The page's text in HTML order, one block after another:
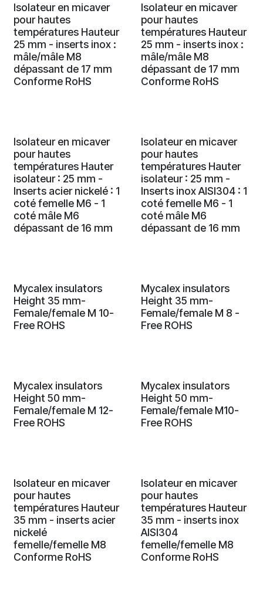
Isolateur en micaver
pour hautes
températures Hauteur
25 mm - inserts inox :
mâle/mâle M8
dépassant de 17 mm
Conforme RoHS
Isolateur en micaver
pour hautes
températures Hauteur
25 mm - inserts inox :
mâle/mâle M8
dépassant de 17 mm
Conforme RoHS
Isolateur en micaver
pour hautes
températures Hauter
isolateur : 25 mm -
Inserts acier nickelé : 1
coté femelle M6 - 1
coté mâle M6
dépassant de 16 mm
Isolateur en micaver
pour hautes
températures Hauter
isolateur : 25 mm -
Inserts inox AISI304 : 1
coté femelle M6 - 1
coté mâle M6
dépassant de 16 mm
Mycalex insulators
Height 35 mm-
Female/female M 10-
Free ROHS
Mycalex insulators
Height 35 mm-
Female/female M 8 -
Free ROHS
Mycalex insulators
Height 50 mm-
Female/female M 12-
Free ROHS
Mycalex insulators
Height 50 mm-
Female/female M10-
Free ROHS
Isolateur en micaver
pour hautes
températures Hauteur
35 mm - inserts acier
nickelé
femelle/femelle M8
Conforme RoHS
Isolateur en micaver
pour hautes
températures Hauteur
35 mm - inserts inox
AISI304
femelle/femelle M8
Conforme RoHS